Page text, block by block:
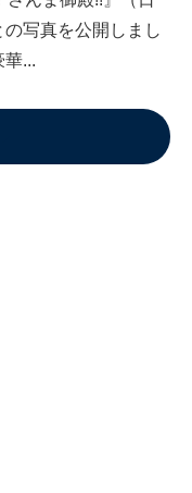
写真を公開しまし
...